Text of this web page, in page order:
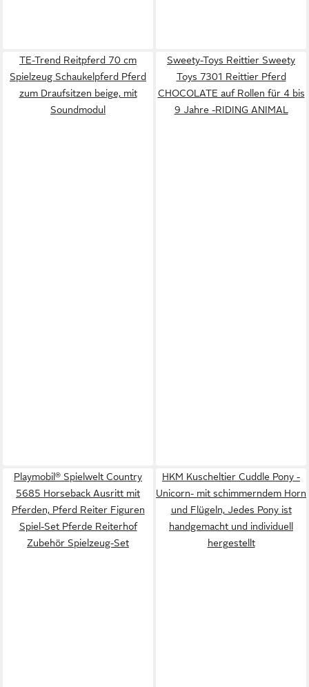
TE-Trend Reitpferd 70 cm
Spielzeug Schaukelpferd Pferd
zum Draufsitzen beige, mit
Soundmodul
Sweety-Toys Reittier Sweety
Toys 7301 Reittier Pferd
CHOCOLATE auf Rollen für 4 bis
9 Jahre -RIDING ANIMAL
Playmobil® Spielwelt Country
5685 Horseback Ausritt mit
Pferden, Pferd Reiter Figuren
Spiel-Set Pferde Reiterhof
Zubehör Spielzeug-Set
HKM Kuscheltier Cuddle Pony -
Unicorn- mit schimmerndem Horn
und Flügeln, Jedes Pony ist
handgemacht und individuell
hergestellt